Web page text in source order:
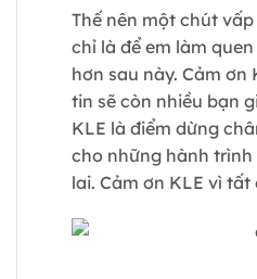
Thế nên một chút
chỉ là để em làm
hơn sau này. Cảm ơn
tin sẽ còn nhiều bạn
KLE là điểm dừng
cho những hành
lai. Cảm ơn KLE vì tất